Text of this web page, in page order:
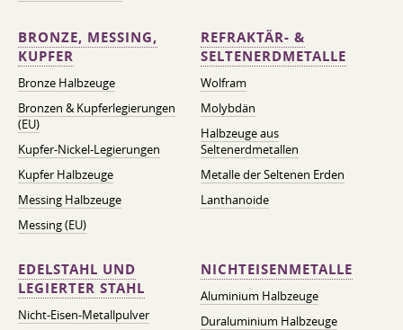
BRONZE, MESSING,
KUPFER
Bronze Halbzeuge
Bronzen & Kupferlegierungen
(EU)
Kupfer-Nickel-Legierungen
Kupfer Halbzeuge
Messing Halbzeuge
Messing (EU)
REFRAKTÄR- &
SELTENERDMETALLE
Wolfram
Molybdän
Halbzeuge aus
Seltenerdmetallen
Metalle der Seltenen Erden
Lanthanoide
EDELSTAHL UND
LEGIERTER STAHL
Nicht-Eisen-Metallpulver
NICHTEISENMETALLE
Aluminium Halbzeuge
Duraluminium Halbzeuge